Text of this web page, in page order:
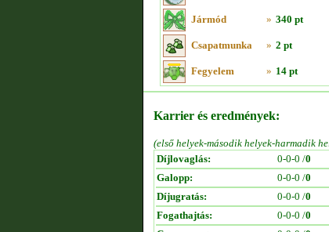
Jármód » 340 pt
Csapatmunka » 2 pt
Fegyelem » 14 pt
Karrier és eredmények:
(első helyek-második helyek-harmadik
Díjlovaglás:
0-0-0 /0
Galopp:
0-0-0 /0
Díjugratás:
0-0-0 /0
Fogathajtás:
0-0-0 /0